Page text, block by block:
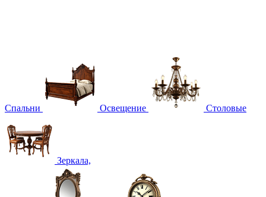
Спальни Освещение Столовые
Зеркала,